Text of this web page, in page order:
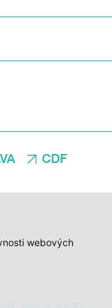
webových
CDF